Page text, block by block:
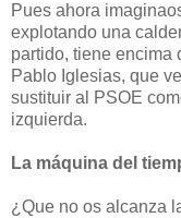
Pues ahora
explotando una
partido, tiene encima
Pablo Iglesias, que
sustituir al PSOE
izquierda.
La máquina del
¿Que no os alcanza